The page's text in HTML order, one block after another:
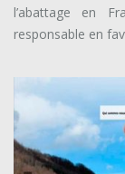
l’abattage en
responsable en